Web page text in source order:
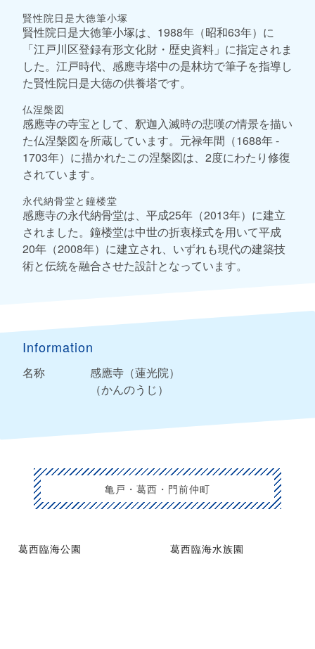
賢性院日是大徳筆小塚
賢性院日是大徳筆小塚は、1988年（昭和63年）に
「江戸川区登録有形文化財・歴史資料」に指定されま
した。江戸時代、感應寺塔中の是林坊で筆子を指導し
た賢性院日是大徳の供養塔です。
仏涅槃図
感應寺の寺宝として、釈迦入滅時の悲嘆の情景を描い
た仏涅槃図を所蔵しています。元禄年間（1688年 -
1703年）に描かれたこの涅槃図は、2度にわたり修復
されています。
永代納骨堂と鐘楼堂
感應寺の永代納骨堂は、平成25年（2013年）に建立
されました。鐘楼堂は中世の折衷様式を用いて平成
20年（2008年）に建立され、いずれも現代の建築技
術と伝統を融合させた設計となっています。
Information
名称
感應寺（蓮光院）
（かんのうじ）
亀戸・葛西・門前仲町
葛西臨海公園 葛西臨海水族園